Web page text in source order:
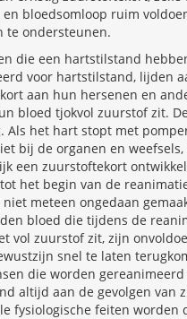
bloedsomloop ruim
te ondersteunen.
die een hartstilstand
voor hartstilstand, lijden
aan hun hersenen en
bloed tjokvol zuurstof zit.
Als het hart stopt met
bij de organen en weefsels,
een zuurstoftekort
het begin van de
meteen ongedaan
bloed die tijdens de
vol zuurstof zit, zijn
snel te laten
die worden gereanimeerd
altijd aan de gevolgen van
fysiologische feiten worden